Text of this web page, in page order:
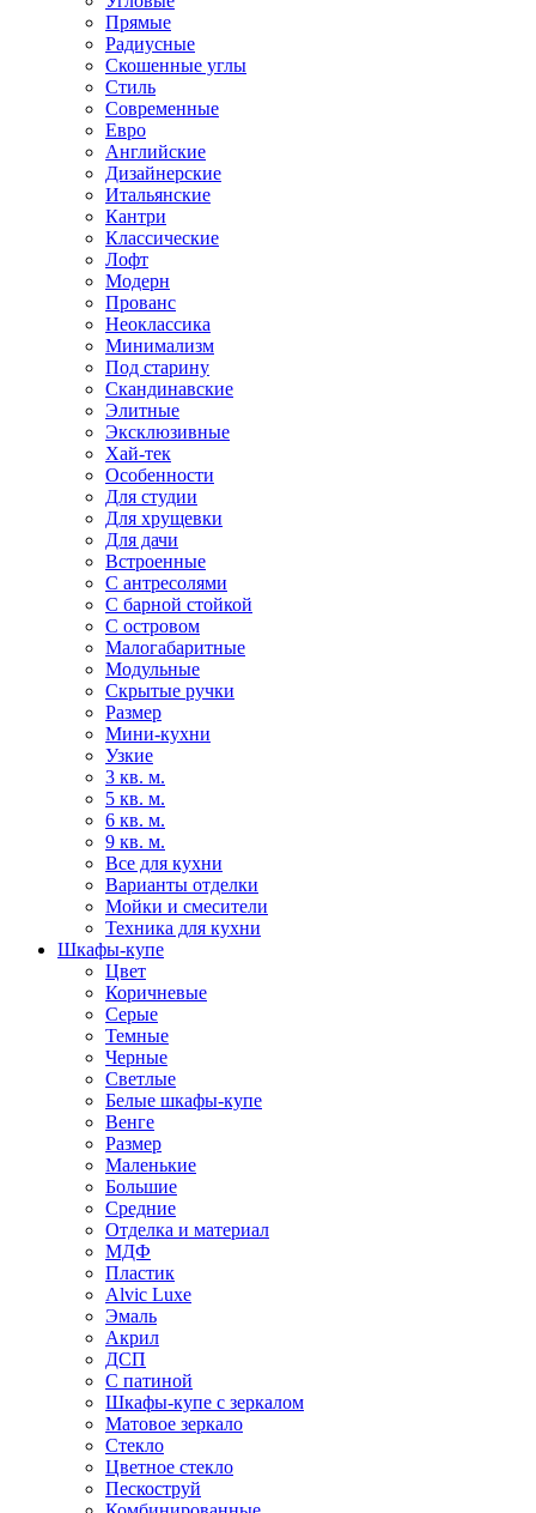
Прямые
Радиусные
Скошенные углы
Стиль
Современные
Евро
Английские
Дизайнерские
Итальянские
Кантри
Классические
Лофт
Модерн
Прованс
Неоклассика
Минимализм
Под старину
Скандинавские
Элитные
Эксклюзивные
Хай-тек
Особенности
Для студии
Для хрущевки
Для дачи
Встроенные
С антресолями
С барной стойкой
С островом
Малогабаритные
Модульные
Скрытые ручки
Размер
Мини-кухни
Узкие
3 кв. м.
5 кв. м.
6 кв. м.
9 кв. м.
Все для кухни
Варианты отделки
Мойки и смесители
Техника для кухни
Шкафы-купе
Цвет
Коричневые
Серые
Темные
Черные
Светлые
Белые шкафы-купе
Венге
Размер
Маленькие
Большие
Средние
Отделка и материал
МДФ
Пластик
Alvic Luxe
Эмаль
Акрил
ДСП
С патиной
Шкафы-купе с зеркалом
Матовое зеркало
Стекло
Цветное стекло
Пескоструй